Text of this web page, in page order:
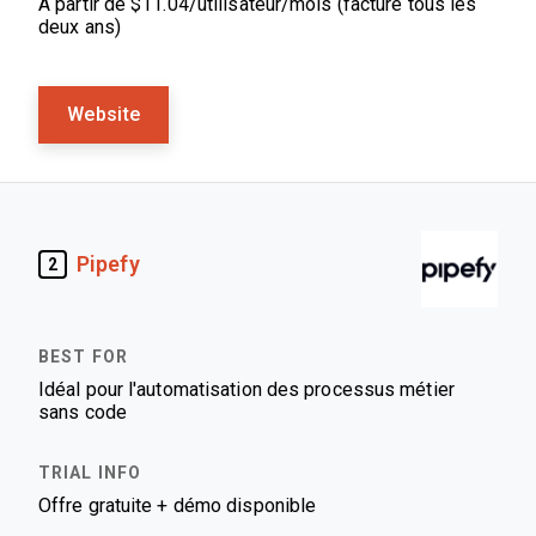
À partir de $11.04/utilisateur/mois (facturé tous les
deux ans)
Website
2 Pipefy
Idéal pour l'automatisation des processus métier
sans code
Offre gratuite + démo disponible